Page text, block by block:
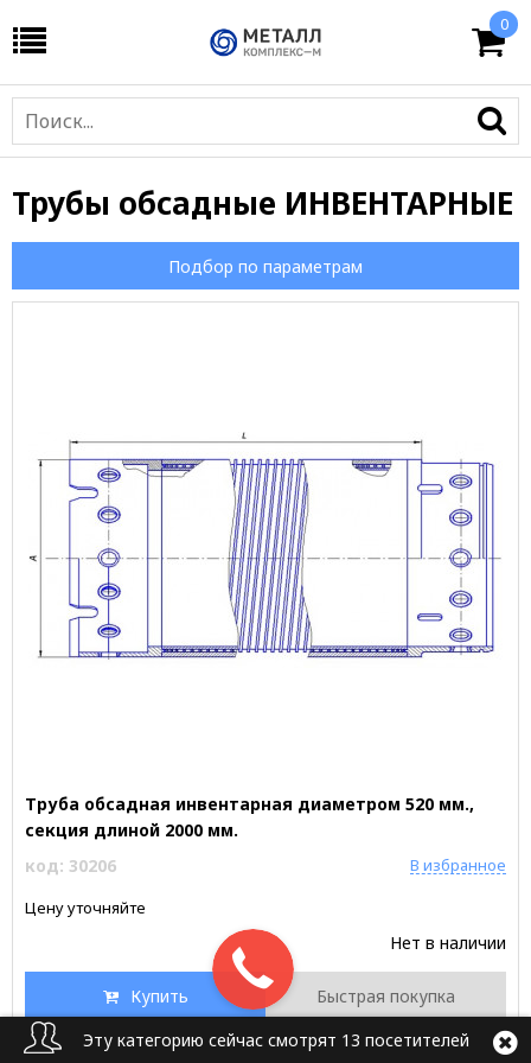
0
Трубы обсадные ИНВЕНТАРНЫЕ
Подбор по параметрам
Труба обсадная инвентарная диаметром 520 мм.,
секция длиной 2000 мм.
код: 30206
В избранное
Цену уточняйте
Нет в наличии
Купить
Быстрая покупка
Эту категорию сейчас смотрят 13 посетителей